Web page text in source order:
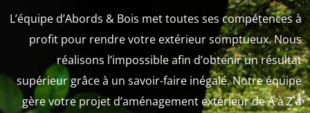
L’équipe d’Abords & Bois met toutes ses compétences à
profit pour rendre votre extérieur somptueux. Nous
réalisons l’impossible afin d’obtenir un résultat
supérieur grâce à un savoir-faire inégalé. Notre équipe
gère votre projet d’aménagement extérieur de A à Z à